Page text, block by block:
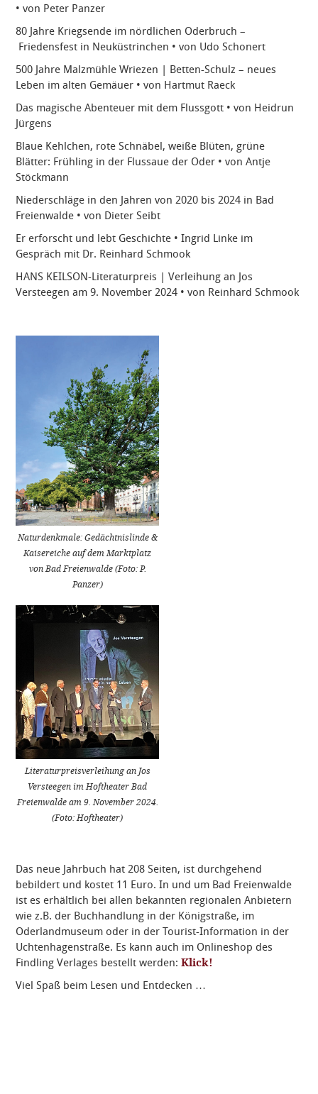
• von Peter Panzer
80 Jahre Kriegsende im nördlichen Oderbruch –
Friedensfest in Neuküstrinchen • von Udo Schonert
500 Jahre Malzmühle Wriezen | Betten-Schulz – neues
Leben im alten Gemäuer • von Hartmut Raeck
Das magische Abenteuer mit dem Flussgott • von Heidrun
Jürgens
Blaue Kehlchen, rote Schnäbel, weiße Blüten, grüne
Blätter: Frühling in der Flussaue der Oder • von Antje
Stöckmann
Niederschläge in den Jahren von 2020 bis 2024 in Bad
Freienwalde • von Dieter Seibt
Er erforscht und lebt Geschichte • Ingrid Linke im
Gespräch mit Dr. Reinhard Schmook
HANS KEILSON-Literaturpreis | Verleihung an Jos
Versteegen am 9. November 2024 • von Reinhard Schmook
Naturdenkmale: Gedächtnislinde &
Kaisereiche auf dem Marktplatz
von Bad Freienwalde (Foto: P.
Panzer)
Literaturpreisverleihung an Jos
Versteegen im Hoftheater Bad
Freienwalde am 9. November 2024.
(Foto: Hoftheater)
Das neue Jahrbuch hat 208 Seiten, ist durchgehend
bebildert und kostet 11 Euro. In und um Bad Freienwalde
ist es erhältlich bei allen bekannten regionalen Anbietern
wie z.B. der Buchhandlung in der Königstraße, im
Oderlandmuseum oder in der Tourist-Information in der
Uchtenhagenstraße. Es kann auch im Onlineshop des
Findling Verlages bestellt werden:Klick!
Viel Spaß beim Lesen und Entdecken …